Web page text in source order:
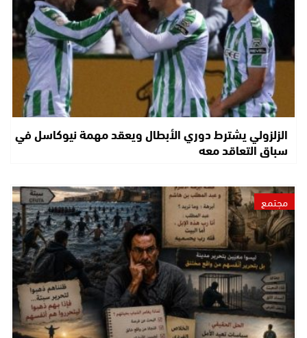
الزلزولي يشترط دوري الأبطال ويعقد مهمة نيوكاسل في
سباق التعاقد معه
مجتمع